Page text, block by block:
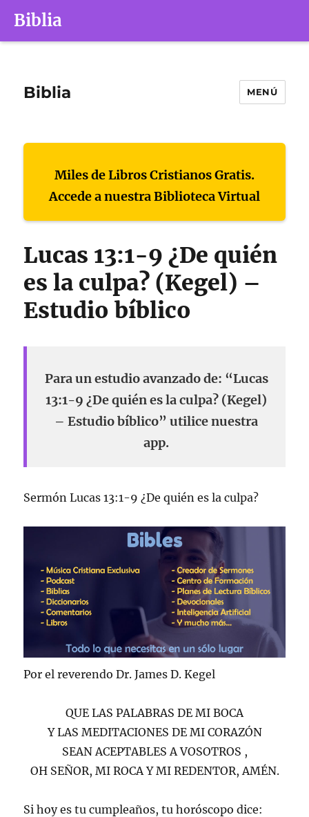
Biblia
Biblia MENÚ
Miles de Libros Cristianos Gratis.
Accede a nuestra Biblioteca Virtual
Lucas 13:1-9 ¿De quién
es la culpa? (Kegel) –
Estudio bíblico
Para un estudio avanzado de: “Lucas
13:1-9 ¿De quién es la culpa? (Kegel)
– Estudio bíblico” utilice nuestra
app.
Sermón Lucas 13:1-9 ¿De quién es la culpa?
Por el reverendo Dr. James D. Kegel
QUE LAS PALABRAS DE MI BOCA
Y LAS MEDITACIONES DE MI CORAZÓN
SEAN ACEPTABLES A VOSOTROS ,
OH SEÑOR, MI ROCA Y MI REDENTOR, AMÉN.
Si hoy es tu cumpleaños, tu horóscopo dice: